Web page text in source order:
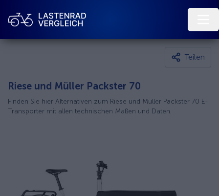
Teilen
Riese und Müller Packster 70
Finden Sie hier Alternativen zum Riese und Müller Packster 70 E-
Transporter mit allen technischen Maßen und Daten.